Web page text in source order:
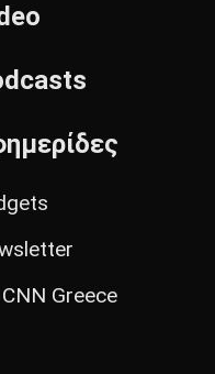
Greece